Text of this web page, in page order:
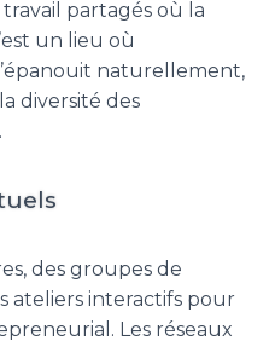
partagés où la
un lieu où
naturellement,
diversité des
des groupes de
ateliers interactifs pour
Les réseaux